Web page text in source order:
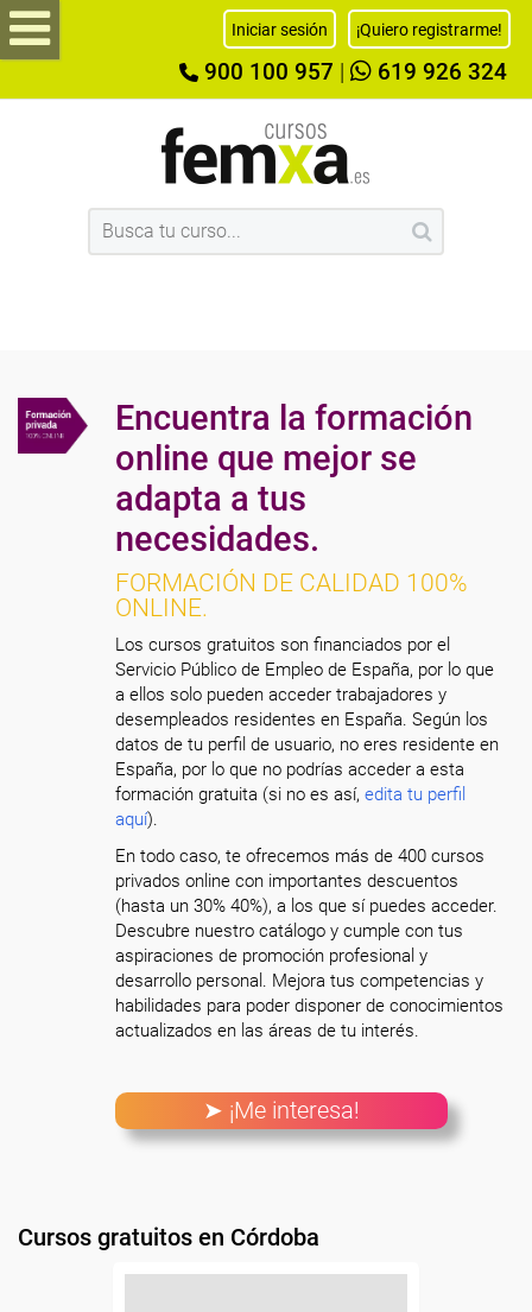
Iniciar sesión ¡Quiero registrarme!
900 100 957 619 926 324
Encuentra la formación
online que mejor se
adapta a tus
necesidades.
FORMACIÓN DE CALIDAD 100%
ONLINE.
Los cursos gratuitos son financiados por el
Servicio Público de Empleo de España, por lo que
a ellos solo pueden acceder trabajadores y
desempleados residentes en España. Según los
datos de tu perfil de usuario, no eres residente en
España, por lo que no podrías acceder a esta
formación gratuita (si no es así,edita tu perfil
aquí).
En todo caso, te ofrecemos más de 400 cursos
privados online con importantes descuentos
(hasta un 30% 40%), a los que sí puedes acceder.
Descubre nuestro catálogo y cumple con tus
aspiraciones de promoción profesional y
desarrollo personal. Mejora tus competencias y
habilidades para poder disponer de conocimientos
actualizados en las áreas de tu interés.
➤ ¡Me interesa!
Cursos gratuitos en Córdoba